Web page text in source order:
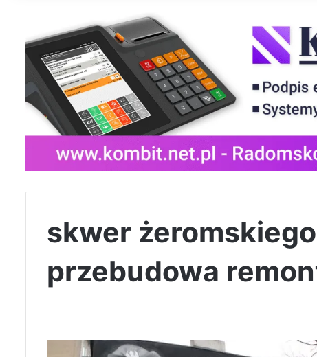
skwer
przebudowa